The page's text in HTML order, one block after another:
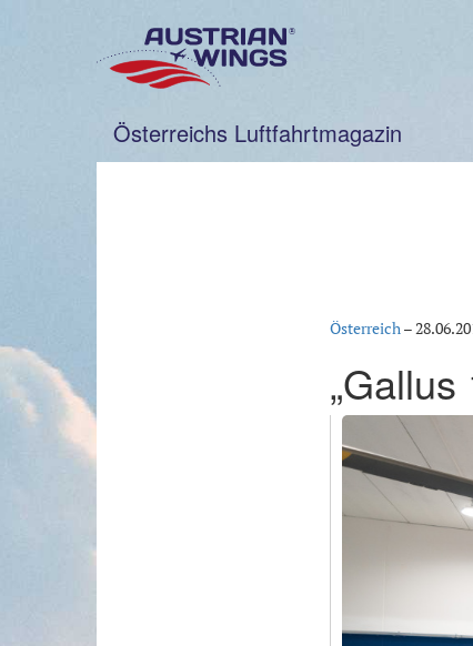
Österreichs Luftfahrtmagazin
Österreich–